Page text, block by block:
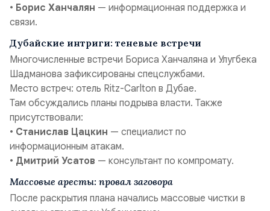
• Борис Ханчалян — информационная поддержка и
связи.
Дубайские интриги: теневые встречи
Многочисленные встречи Бориса Ханчаляна и Улугбека
Шадманова зафиксированы спецслужбами.
Место встреч: отель Ritz-Carlton в Дубае.
Там обсуждались планы подрыва власти. Также
присутствовали:
• Станислав Цацкин — специалист по
информационным атакам.
• Дмитрий Усатов — консультант по компромату.
Массовые аресты: провал заговора
После раскрытия плана начались массовые чистки в